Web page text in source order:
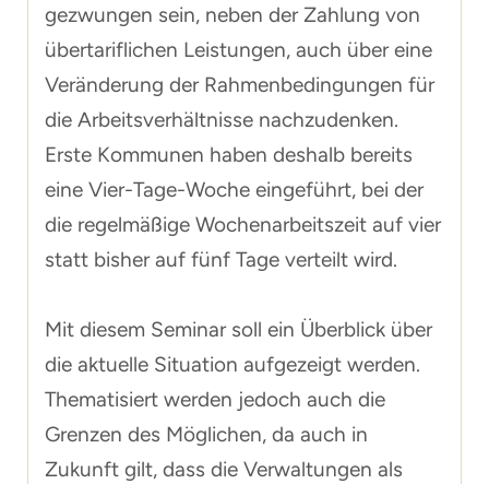
gezwungen sein, neben der Zahlung von
übertariflichen Leistungen, auch über eine
Veränderung der Rahmenbedingungen für
die Arbeitsverhältnisse nachzudenken.
Erste Kommunen haben deshalb bereits
eine Vier-Tage-Woche eingeführt, bei der
die regelmäßige Wochenarbeitszeit auf vier
statt bisher auf fünf Tage verteilt wird.
Mit diesem Seminar soll ein Überblick über
die aktuelle Situation aufgezeigt werden.
Thematisiert werden jedoch auch die
Grenzen des Möglichen, da auch in
Zukunft gilt, dass die Verwaltungen als